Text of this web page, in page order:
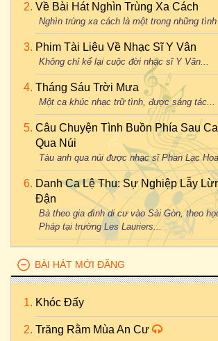
Về Bài Hát Nghìn Trùng Xa Cách
Nghìn trùng xa cách là một trong những
Phim Tài Liệu Về Nhạc Sĩ Y Vân
Không chỉ kể lại cuộc đời nhạc sĩ Y Vân...
Tháng Sáu Trời Mưa
Một ca khúc nhạc trữ tình, được sáng tác...
Câu Chuyện Tình Buồn Phía Sau
Qua Núi
Tàu anh qua núi được nhạc sĩ Phan Lạc
Danh Ca Lệ Thu: Sự Nghiệp Lẫy
Đận
Bà theo gia đình di cư vào Sài Gòn, theo
Pháp tại trường Les Lauriers...
BÀI HÁT MỚI ĐĂNG
Khóc Đấy
Trăng Rằm Mùa An Cư